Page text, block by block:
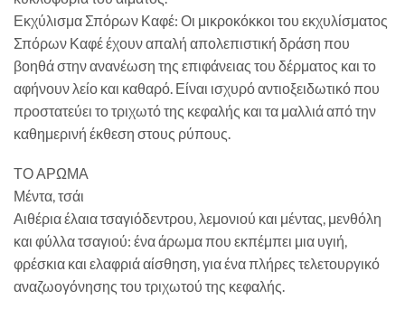
Εκχύλισμα Σπόρων Καφέ: Οι μικροκόκκοι του εκχυλίσματος
Σπόρων Καφέ έχουν απαλή απολεπιστική δράση που
βοηθά στην ανανέωση της επιφάνειας του δέρματος και το
αφήνουν λείο και καθαρό. Είναι ισχυρό αντιοξειδωτικό που
προστατεύει το τριχωτό της κεφαλής και τα μαλλιά από την
καθημερινή έκθεση στους ρύπους.
ΤΟ ΑΡΩΜΑ
Μέντα, τσάι
Αιθέρια έλαια τσαγιόδεντρου, λεμονιού και μέντας, μενθόλη
και φύλλα τσαγιού: ένα άρωμα που εκπέμπει μια υγιή,
φρέσκια και ελαφριά αίσθηση, για ένα πλήρες τελετουργικό
αναζωογόνησης του τριχωτού της κεφαλής.